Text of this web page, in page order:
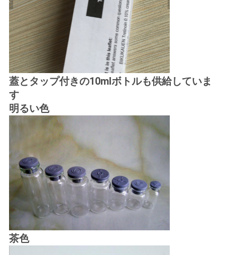
蓋とタップ付きの10mlボトルも供給していま
す
明るい色
茶色